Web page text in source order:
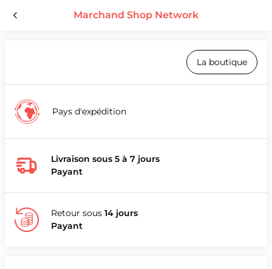
Marchand Shop Network
La boutique
Pays d'expédition
Livraison sous 5 à 7 jours
Payant
Retour sous 14 jours
Payant